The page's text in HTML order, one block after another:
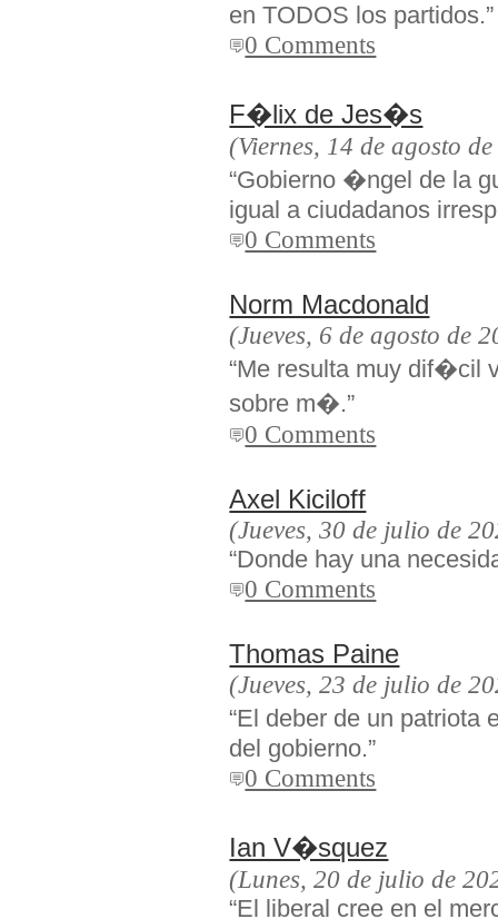
en TODOS los partidos.”
0 Comments
F�lix de Jes�s
(Viernes, 14 de agosto
“Gobierno �ngel de la
igual a ciudadanos
0 Comments
Norm Macdonald
(Jueves, 6 de agosto de
“Me resulta muy dif�cil
sobre m�.”
0 Comments
Axel Kiciloff
(Jueves, 30 de julio de
“Donde hay una
0 Comments
Thomas Paine
(Jueves, 23 de julio de
“El deber de un
del gobierno.”
0 Comments
Ian V�squez
(Lunes, 20 de julio de
“El liberal cree en el